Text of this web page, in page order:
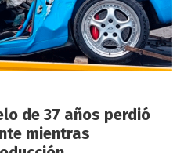
de 37 años perdió
mientras